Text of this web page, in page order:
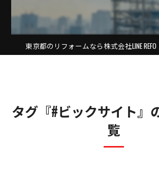
タグ『#ビックサイト』
覧